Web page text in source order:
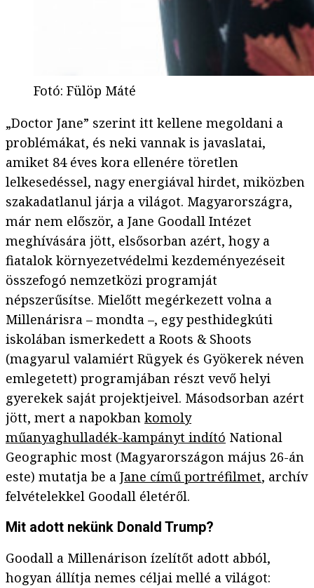
Fotó: Fülöp Máté
„Doctor Jane” szerint itt kellene megoldani a
problémákat, és neki vannak is javaslatai,
amiket 84 éves kora ellenére töretlen
lelkesedéssel, nagy energiával hirdet, miközben
szakadatlanul járja a világot. Magyarországra,
már nem először, a Jane Goodall Intézet
meghívására jött, elsősorban azért, hogy a
fiatalok környezetvédelmi kezdeményezéseit
összefogó nemzetközi programját
népszerűsítse. Mielőtt megérkezett volna a
Millenárisra – mondta –, egy pesthidegkúti
iskolában ismerkedett a Roots & Shoots
(magyarul valamiért Rügyek és Gyökerek néven
emlegetett) programjában részt vevő helyi
gyerekek saját projektjeivel. Másodsorban azért
jött, mert a napokban komoly
műanyaghulladék-kampányt indító National
Geographic most (Magyarországon május 26-án
este) mutatja be a Jane című portréfilmet, archív
felvételekkel Goodall életéről.
Mit adott nekünk Donald Trump?
Goodall a Millenárison ízelítőt adott abból,
hogyan állítja nemes céljai mellé a világot: